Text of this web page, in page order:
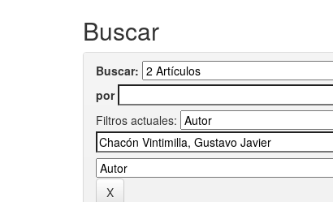
Buscar
Buscar:
por
Filtros actuales: